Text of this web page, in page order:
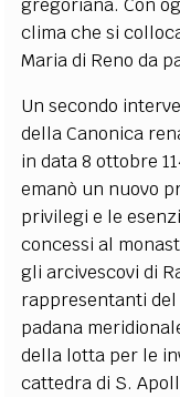
gregoriana. Con
clima che si
Maria di Reno da
Un secondo
della Canonica
in data 8 ottobre
emanò un nuovo
privilegi e le
concessi al
gli arcivescovi di
rappresentanti
padana
della lotta per le
cattedra di S.